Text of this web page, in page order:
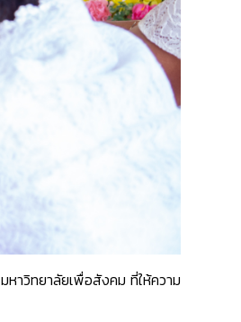
มหาวิทยาลัยเพื่อสังคม ที่ให้ความ